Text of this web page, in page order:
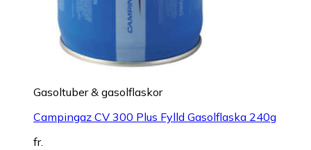
Gasoltuber & gasolflaskor
Campingaz CV 300 Plus Fylld Gasolflaska 240g
fr.